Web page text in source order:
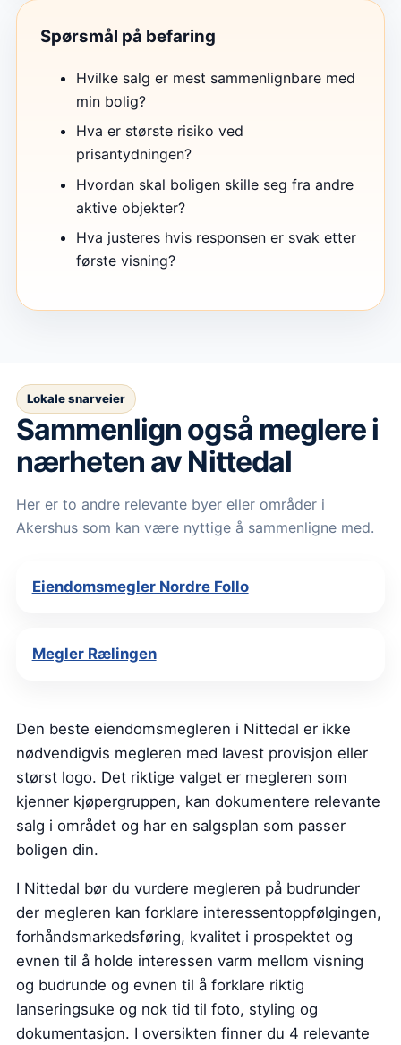
Spørsmål på befaring
Hvilke salg er mest sammenlignbare med
min bolig?
Hva er største risiko ved
prisantydningen?
Hvordan skal boligen skille seg fra andre
aktive objekter?
Hva justeres hvis responsen er svak etter
første visning?
Lokale snarveier
Sammenlign også meglere i
nærheten av Nittedal
Her er to andre relevante byer eller områder i
Akershus som kan være nyttige å sammenligne med.
Eiendomsmegler Nordre Follo
Megler Rælingen
Den beste eiendomsmegleren i Nittedal er ikke
nødvendigvis megleren med lavest provisjon eller
størst logo. Det riktige valget er megleren som
kjenner kjøpergruppen, kan dokumentere relevante
salg i området og har en salgsplan som passer
boligen din.
I Nittedal bør du vurdere megleren på budrunder
der megleren kan forklare interessentoppfølgingen,
forhåndsmarkedsføring, kvalitet i prospektet og
evnen til å holde interessen varm mellom visning
og budrunde og evnen til å forklare riktig
lanseringsuke og nok tid til foto, styling og
dokumentasjon. I oversikten finner du 4 relevante